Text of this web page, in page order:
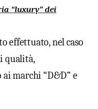
“luxury” dei
effettuato, nel caso
qualità,
marchi “D&D” e